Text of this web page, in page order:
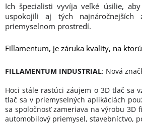
Ich špecialisti vyvíja veľké úsilie,
uspokojili aj tých
priemyselnom prostredí.
Fillamentum, je záruka kvality, na
FILLAMENTUM INDUSTRIAL: Nová
Hoci stále rastúci záujem o 3D tlač sa
tlač sa v priemyselných aplikáciách
sa spoločnosť zameriava na výrobu
automobilový priemysel, stavebníctvo,